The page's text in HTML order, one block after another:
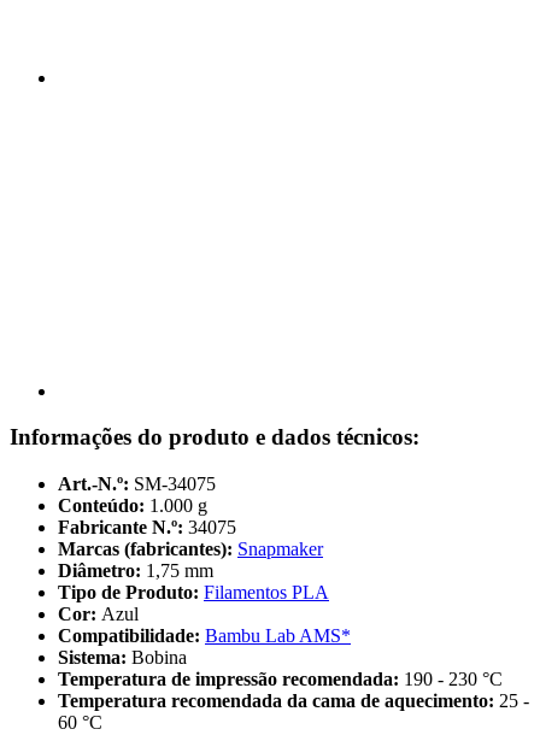
Informações do produto e dados técnicos:
Art.-N.º: SM-34075
Conteúdo: 1.000 g
Fabricante N.º: 34075
Marcas (fabricantes): Snapmaker
Diâmetro: 1,75 mm
Tipo de Produto: Filamentos PLA
Cor: Azul
Compatibilidade: Bambu Lab AMS*
Sistema: Bobina
Temperatura de impressão recomendada: 190 - 230 °C
Temperatura recomendada da cama de aquecimento: 25 -
60 °C